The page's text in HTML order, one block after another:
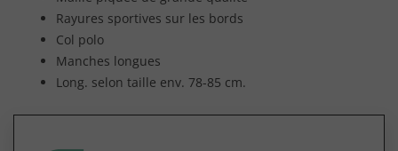
Rayures sportives sur les bords
Col polo
Manches longues
Long. selon taille env. 78-85 cm.